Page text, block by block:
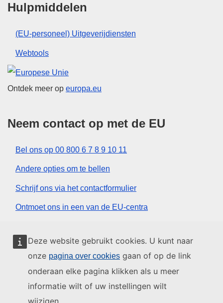
Deze website gebruikt cookies. U kunt naar
onze pagina over cookies gaan of op de link
onderaan elke pagina klikken als u meer
informatie wilt of uw instellingen wilt
wijzigen.
Hulpmiddelen
(EU-personeel) Uitgeverijdiensten
Webtools
Europese Unie
Ontdek meer op europa.eu
Neem contact op met de EU
Bel ons op 00 800 6 7 8 9 10 11
Andere opties om te bellen
Schrijf ons via het contactformulier
Ontmoet ons in een van de EU-centra
Sociale media
EU-instellingen en -organen